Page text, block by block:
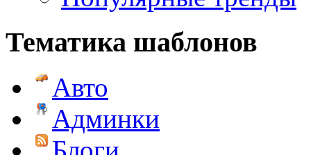
Тематика шаблонов
Авто
Админки